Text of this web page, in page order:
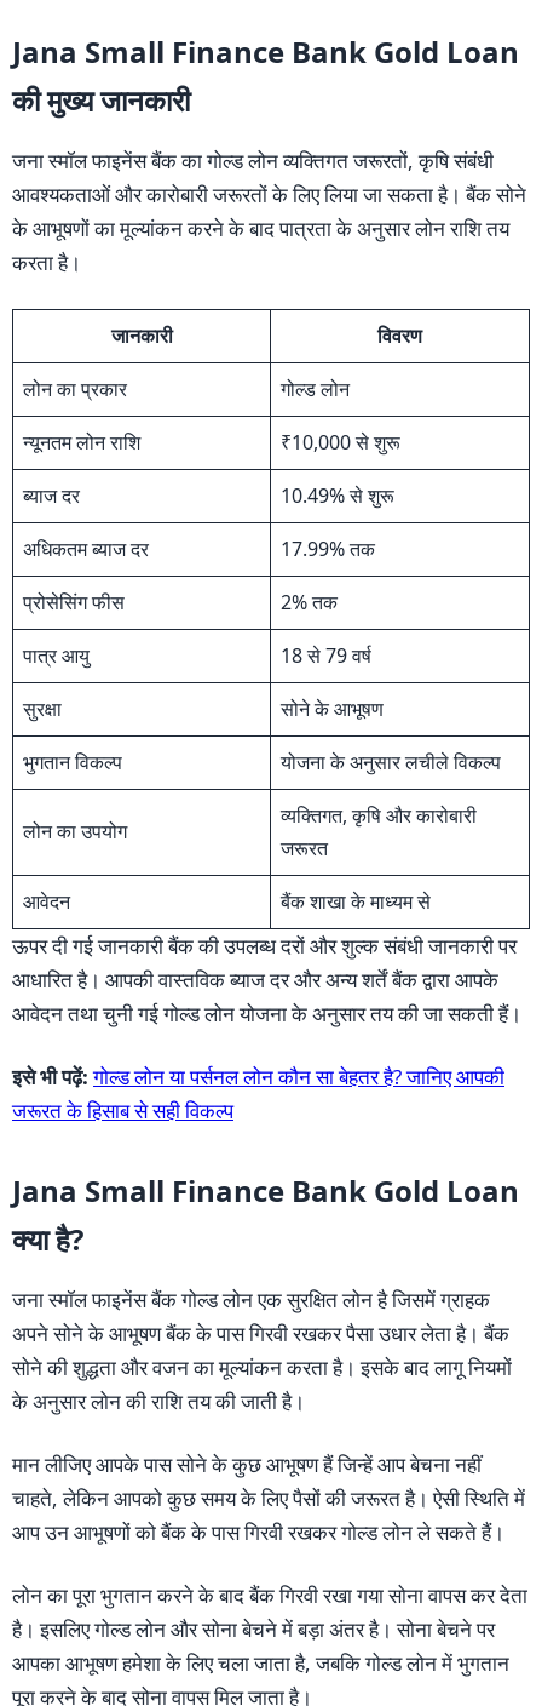
Jana Small Finance Bank Gold Loan
की मुख्य जानकारी
जना स्मॉल फाइनेंस बैंक का गोल्ड लोन व्यक्तिगत जरूरतों, कृषि संबंधी
आवश्यकताओं और कारोबारी जरूरतों के लिए लिया जा सकता है। बैंक सोने
के आभूषणों का मूल्यांकन करने के बाद पात्रता के अनुसार लोन राशि तय
करता है।
जानकारी
विवरण
लोन का प्रकार
गोल्ड लोन
न्यूनतम लोन राशि
₹10,000 से शुरू
ब्याज दर
10.49% से शुरू
अधिकतम ब्याज दर
17.99% तक
प्रोसेसिंग फीस
2% तक
पात्र आयु
18 से 79 वर्ष
सुरक्षा
सोने के आभूषण
भुगतान विकल्प
योजना के अनुसार लचीले विकल्प
लोन का उपयोग
व्यक्तिगत, कृषि और कारोबारी
जरूरत
आवेदन
बैंक शाखा के माध्यम से
ऊपर दी गई जानकारी बैंक की उपलब्ध दरों और शुल्क संबंधी जानकारी पर
आधारित है। आपकी वास्तविक ब्याज दर और अन्य शर्तें बैंक द्वारा आपके
आवेदन तथा चुनी गई गोल्ड लोन योजना के अनुसार तय की जा सकती हैं।
इसे भी पढ़ें: गोल्ड लोन या पर्सनल लोन कौन सा बेहतर है? जानिए आपकी
जरूरत के हिसाब से सही विकल्प
Jana Small Finance Bank Gold Loan
क्या है?
जना स्मॉल फाइनेंस बैंक गोल्ड लोन एक सुरक्षित लोन है जिसमें ग्राहक
अपने सोने के आभूषण बैंक के पास गिरवी रखकर पैसा उधार लेता है। बैंक
सोने की शुद्धता और वजन का मूल्यांकन करता है। इसके बाद लागू नियमों
के अनुसार लोन की राशि तय की जाती है।
मान लीजिए आपके पास सोने के कुछ आभूषण हैं जिन्हें आप बेचना नहीं
चाहते, लेकिन आपको कुछ समय के लिए पैसों की जरूरत है। ऐसी स्थिति में
आप उन आभूषणों को बैंक के पास गिरवी रखकर गोल्ड लोन ले सकते हैं।
लोन का पूरा भुगतान करने के बाद बैंक गिरवी रखा गया सोना वापस कर देता
है। इसलिए गोल्ड लोन और सोना बेचने में बड़ा अंतर है। सोना बेचने पर
आपका आभूषण हमेशा के लिए चला जाता है, जबकि गोल्ड लोन में भुगतान
पूरा करने के बाद सोना वापस मिल जाता है।